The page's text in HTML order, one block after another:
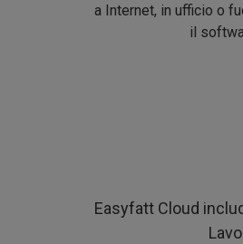
a Internet, in ufficio o
il
Easyfatt Cloud